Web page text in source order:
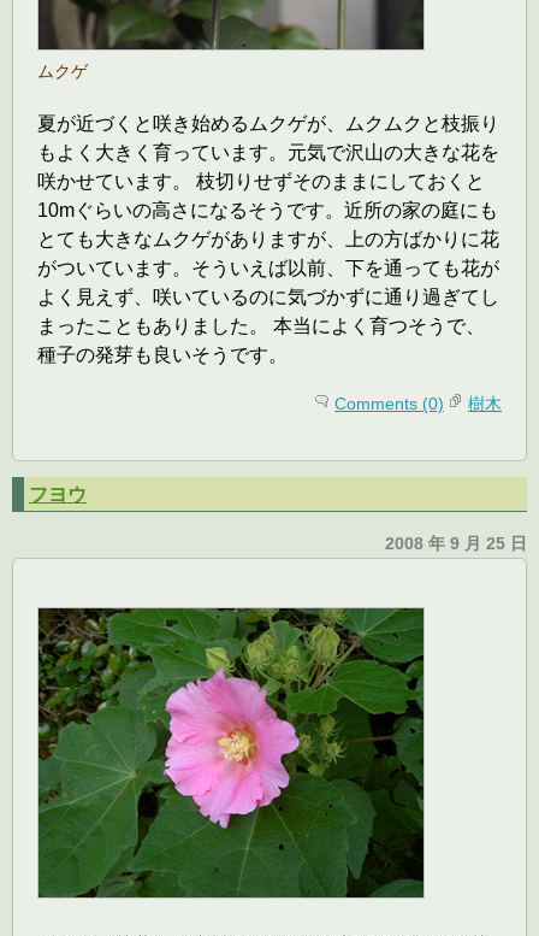
ムクゲ
夏が近づくと咲き始めるムクゲが、ムクムクと枝振り
もよく大きく育っています。元気で沢山の大きな花を
咲かせています。 枝切りせずそのままにしておくと
10mぐらいの高さになるそうです。近所の家の庭にも
とても大きなムクゲがありますが、上の方ばかりに花
がついています。そういえば以前、下を通っても花が
よく見えず、咲いているのに気づかずに通り過ぎてし
まったこともありました。 本当によく育つそうで、
種子の発芽も良いそうです。
Comments (0) 樹木
フヨウ
2008 年 9 月 25 日